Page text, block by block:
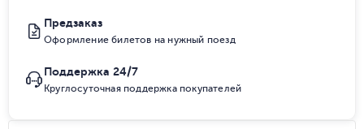
Предзаказ
Оформление билетов на нужный поезд
Поддержка 24/7
Круглосуточная поддержка покупателей